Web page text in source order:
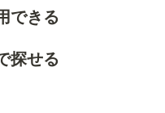
できる
探せる